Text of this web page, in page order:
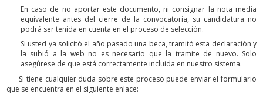
En caso de no aportar este documento, ni consignar la nota media
equivalente antes del cierre de la convocatoria, su candidatura no
podrá ser tenida en cuenta en el proceso de selección.
Si usted ya solicitó el año pasado una beca, tramitó esta declaración y
la subió a la web no es necesario que la tramite de nuevo. Solo
asegúrese de que está correctamente incluida en nuestro sistema.
Si tiene cualquier duda sobre este proceso puede enviar el formulario
que se encuentra en el siguiente enlace: